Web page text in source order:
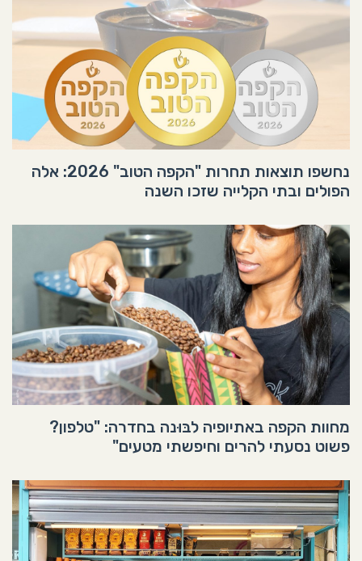
נחשפו תוצאות תחרות "הקפה הטוב" 2026: אלה
הפולים ובתי הקלייה שזכו השנה
מחוות הקפה באתיופיה לבּוּנה בחדרה: "טלפון?
פשוט נסעתי להרים וחיפשתי מטעים"